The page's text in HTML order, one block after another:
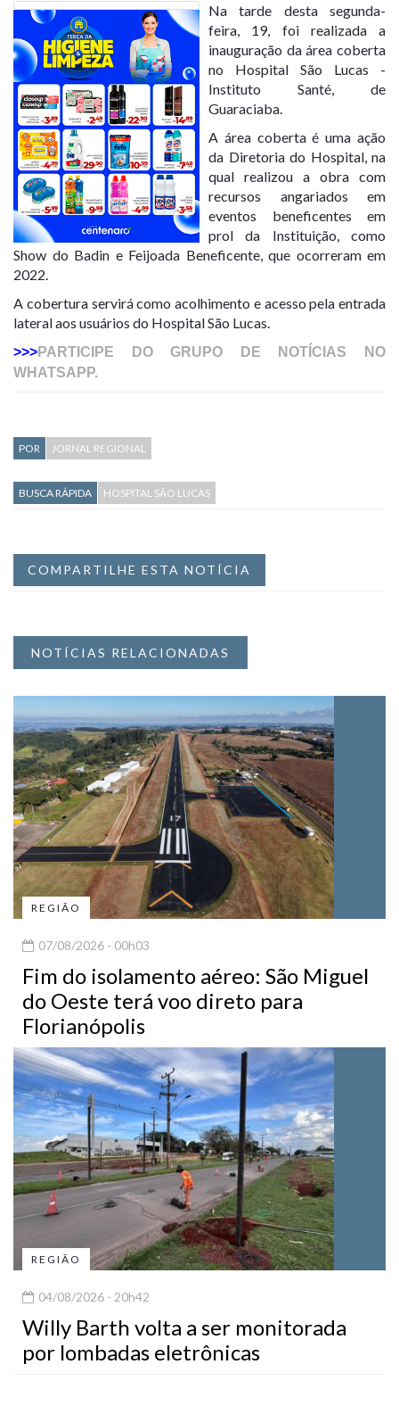
Na tarde desta segunda-
feira, 19, foi realizada a
inauguração da área coberta
no Hospital São Lucas -
Instituto Santé, de
Guaraciaba.
A área coberta é uma ação
da Diretoria do Hospital, na
qual realizou a obra com
recursos angariados em
eventos beneficentes em
prol da Instituição, como
Show do Badin e Feijoada Beneficente, que ocorreram em
2022.
A cobertura servirá como acolhimento e acesso pela entrada
lateral aos usuários do Hospital São Lucas.
>>>PARTICIPE DO GRUPO DE NOTÍCIAS NO
WHATSAPP.
POR JORNAL REGIONAL
BUSCA RÁPIDA HOSPITAL SÃO LUCAS
COMPARTILHE ESTA NOTÍCIA
NOTÍCIAS RELACIONADAS
REGIÃO
07/08/2026 - 00h03
Fim do isolamento aéreo: São Miguel
do Oeste terá voo direto para
Florianópolis
REGIÃO
04/08/2026 - 20h42
Willy Barth volta a ser monitorada
por lombadas eletrônicas